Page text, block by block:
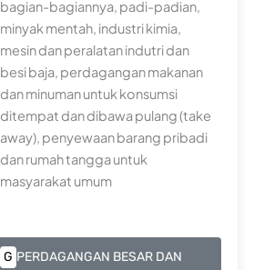
bagian-bagiannya, padi-padian,
minyak mentah, industri kimia,
mesin dan peralatan indutri dan
besi baja, perdagangan makanan
dan minuman untuk konsumsi
ditempat dan dibawa pulang (take
away), penyewaan barang pribadi
dan rumah tangga untuk
masyarakat umum
G PERDAGANGAN BESAR DAN